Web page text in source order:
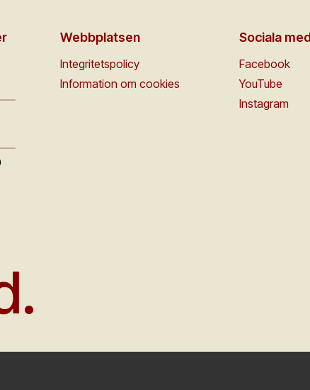
Webbplatsen
Integritetspolicy
Information om cookies
Sociala
Facebook
YouTube
Instagram